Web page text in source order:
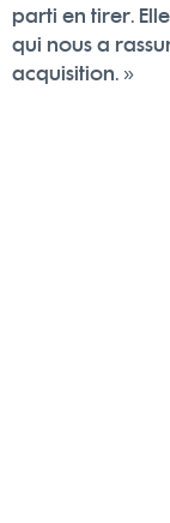
parti en tirer.
qui nous a
acquisition. »